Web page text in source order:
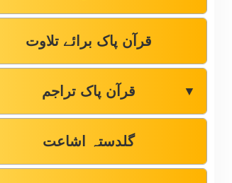
قرآن پاک برائے تلاوت
قرآن پاک تراجم ▼
گلدستہ اشاعت